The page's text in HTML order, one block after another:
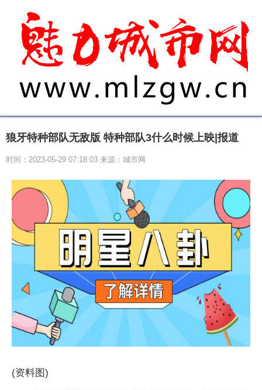
狼牙特种部队无敌版 特种部队3什么时候上映|报道
时间：2023-05-29 07:18:03 来源：城市网
(资料图)